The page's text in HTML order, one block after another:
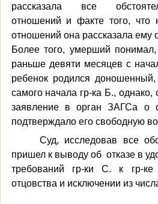
рассказала все
отношений и факте того, что
отношений она рассказала ему
Более того, умерший
раньше девяти месяцев с
ребенок родился
самого начала гр-ка Б.,
заявление в орган ЗАГСа о
подтверждало его свободную
Суд, исследовав все
пришел к выводу об отказе в
требований гр-ки С. к гр-
отцовства и исключении из